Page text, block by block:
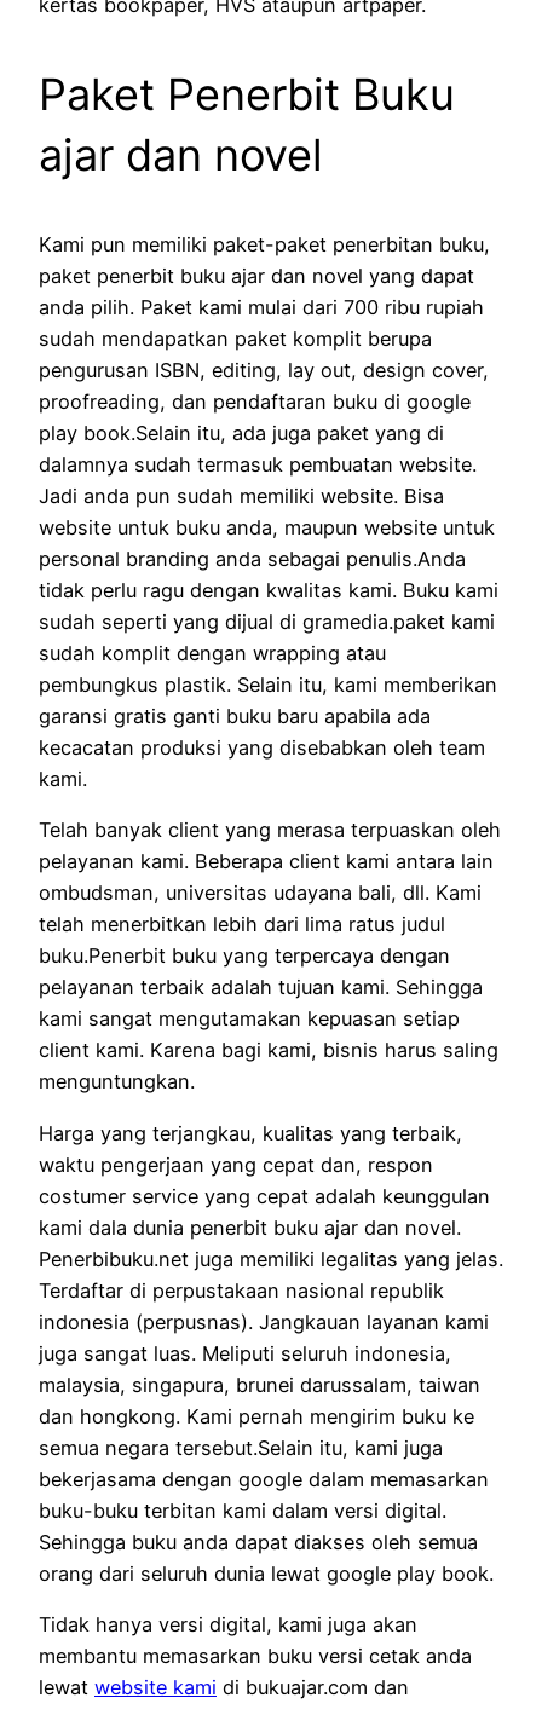
kertas bookpaper, HVS ataupun artpaper.
Paket Penerbit Buku
ajar dan novel
Kami pun memiliki paket-paket penerbitan buku,
paket penerbit buku ajar dan novel yang dapat
anda pilih. Paket kami mulai dari 700 ribu rupiah
sudah mendapatkan paket komplit berupa
pengurusan ISBN, editing, lay out, design cover,
proofreading, dan pendaftaran buku di google
play book.Selain itu, ada juga paket yang di
dalamnya sudah termasuk pembuatan website.
Jadi anda pun sudah memiliki website. Bisa
website untuk buku anda, maupun website untuk
personal branding anda sebagai penulis.Anda
tidak perlu ragu dengan kwalitas kami. Buku kami
sudah seperti yang dijual di gramedia.paket kami
sudah komplit dengan wrapping atau
pembungkus plastik. Selain itu, kami memberikan
garansi gratis ganti buku baru apabila ada
kecacatan produksi yang disebabkan oleh team
kami.
Telah banyak client yang merasa terpuaskan oleh
pelayanan kami. Beberapa client kami antara lain
ombudsman, universitas udayana bali, dll. Kami
telah menerbitkan lebih dari lima ratus judul
buku.Penerbit buku yang terpercaya dengan
pelayanan terbaik adalah tujuan kami. Sehingga
kami sangat mengutamakan kepuasan setiap
client kami. Karena bagi kami, bisnis harus saling
menguntungkan.
Harga yang terjangkau, kualitas yang terbaik,
waktu pengerjaan yang cepat dan, respon
costumer service yang cepat adalah keunggulan
kami dala dunia penerbit buku ajar dan novel.
Penerbibuku.net juga memiliki legalitas yang jelas.
Terdaftar di perpustakaan nasional republik
indonesia (perpusnas). Jangkauan layanan kami
juga sangat luas. Meliputi seluruh indonesia,
malaysia, singapura, brunei darussalam, taiwan
dan hongkong. Kami pernah mengirim buku ke
semua negara tersebut.Selain itu, kami juga
bekerjasama dengan google dalam memasarkan
buku-buku terbitan kami dalam versi digital.
Sehingga buku anda dapat diakses oleh semua
orang dari seluruh dunia lewat google play book.
Tidak hanya versi digital, kami juga akan
membantu memasarkan buku versi cetak anda
lewat website kami di bukuajar.com dan